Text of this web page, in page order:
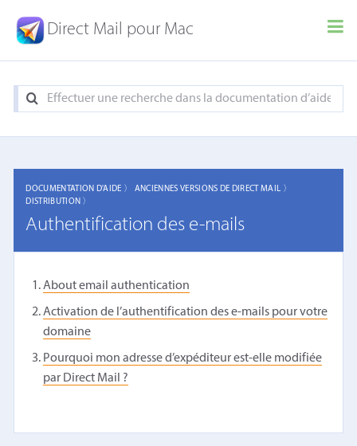
Direct Mail pour Mac
DOCUMENTATION D'AIDE 〉
ANCIENNES VERSIONS DE DIRECT MAIL 〉
DISTRIBUTION 〉
Authentification des e-mails
About email authentication
Activation de l’authentification des e-mails pour votre
domaine
Pourquoi mon adresse d’expéditeur est-elle modifiée
par Direct Mail ?